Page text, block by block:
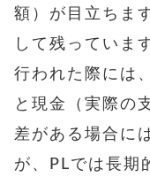
額）が目立ちま
して残っていま
行われた際には
と現金（実際の
差がある場合に
が、PLでは長期